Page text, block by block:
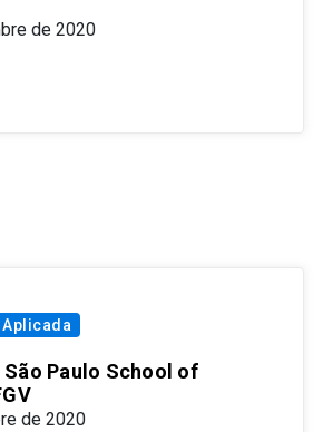
de 2020
Paulo School of
de 2020